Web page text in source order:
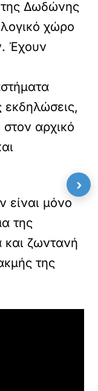
Δωδώνης
χώρο
Έχουν
εκδηλώσεις,
αρχικό
είναι μόνο
της
και ζωντανή
της
›